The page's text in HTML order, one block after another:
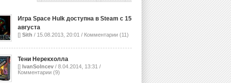
Игра Space Hulk доступна в Steam с 15
августа
[] Sith / 15.08.2013, 20:01 / Комментарии (11)
Тени Нерекхолла
[] IvanSolncev / 8.04.2014, 13:31 /
Комментарии (9)